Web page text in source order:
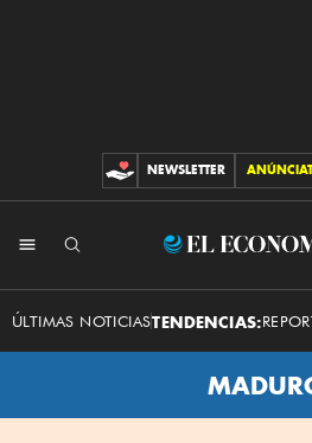
CONTRIBUCIONES
NEWSLETTER
El
ÚLTIMAS NOTICIASTENDENCIAS: